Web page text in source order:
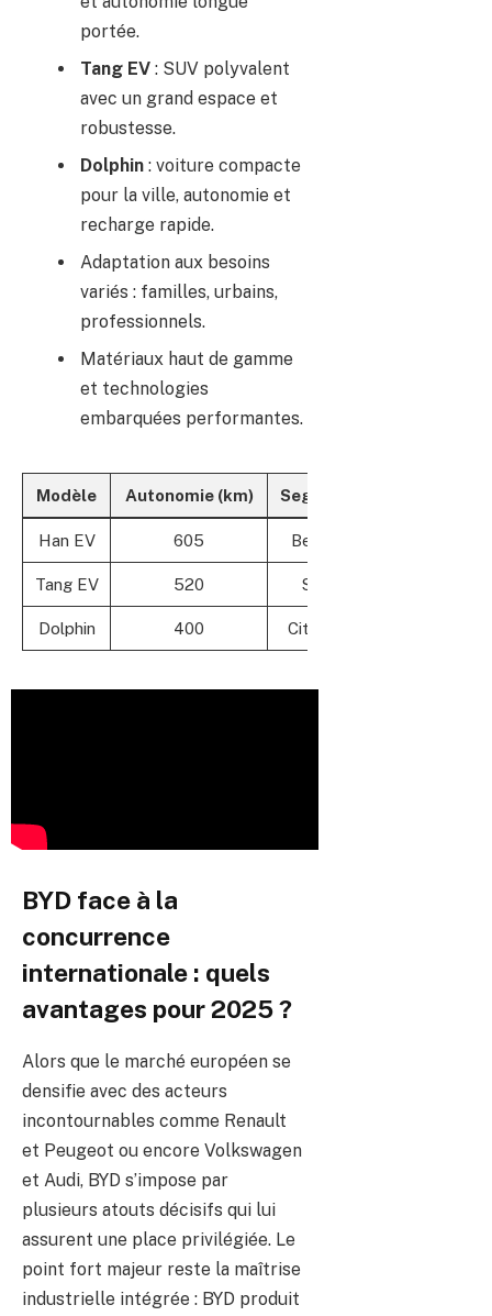
portée.
Tang EV : SUV polyvalent
avec un grand espace et
robustesse.
Dolphin : voiture compacte
pour la ville, autonomie et
recharge rapide.
Adaptation aux besoins
variés : familles, urbains,
professionnels.
Matériaux haut de gamme
et technologies
embarquées performantes.
Modèle Autonomie (km) Segment
Han EV 605 Berline
Tang EV 520 SUV
Dolphin 400 Citadine
BYD face à la
concurrence
internationale : quels
avantages pour 2025 ?
Alors que le marché européen se
densifie avec des acteurs
incontournables comme Renault
et Peugeot ou encore Volkswagen
et Audi, BYD s’impose par
plusieurs atouts décisifs qui lui
assurent une place privilégiée. Le
point fort majeur reste la maîtrise
industrielle intégrée : BYD produit